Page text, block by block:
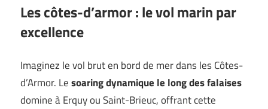
Les côtes-d’armor : le vol marin par
excellence
Imaginez le vol brut en bord de mer dans les Côtes-
d’Armor. Lesoaring dynamique le long des falaises
domine à Erquy ou Saint-Brieuc, offrant cette